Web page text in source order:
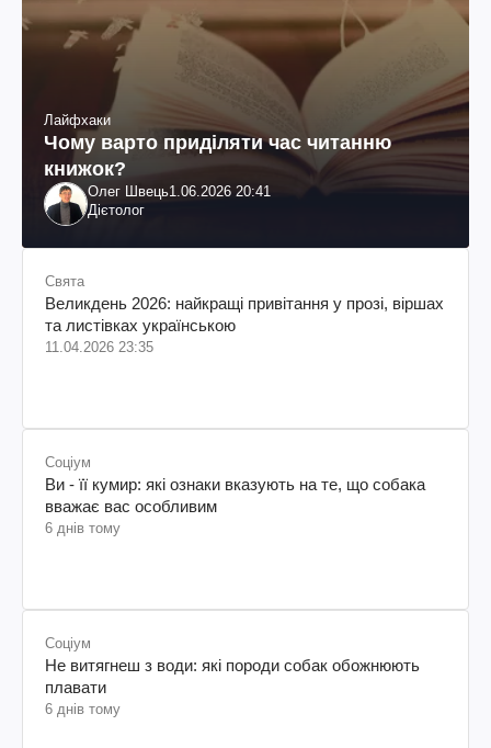
Лайфхаки
Чому варто приділяти час читанню
книжок?
Олег Швець1.06.2026 20:41
Дієтолог
Свята
Великдень 2026: найкращі привітання у прозі, віршах
та листівках українською
11.04.2026 23:35
Соціум
Ви - її кумир: які ознаки вказують на те, що собака
вважає вас особливим
6 днів тому
Соціум
Не витягнеш з води: які породи собак обожнюють
плавати
6 днів тому